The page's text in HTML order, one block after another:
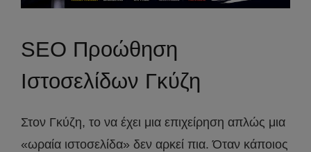
SEO Προώθηση
Ιστοσελίδων Γκύζη
Στον Γκύζη, το να έχει μια επιχείρηση απλώς μια
«ωραία ιστοσελίδα» δεν αρκεί πια. Όταν κάποιος